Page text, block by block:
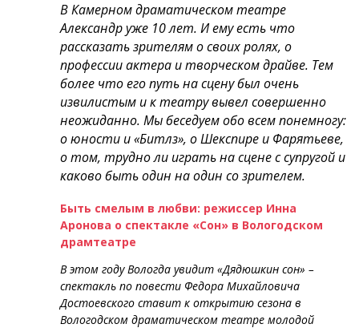
В Камерном драматическом театре
Александр уже 10 лет. И ему есть что
рассказать зрителям о своих ролях, о
профессии актера и творческом драйве. Тем
более что его путь на сцену был очень
извилистым и к театру вывел совершенно
неожиданно. Мы беседуем обо всем понемногу:
о юности и «Битлз», о Шекспире и Фарятьеве,
о том, трудно ли играть на сцене с супругой и
каково быть один на один со зрителем.
Быть смелым в любви: режиссер Инна
Аронова о спектакле «Сон» в Вологодском
драмтеатре
В этом году Вологда увидит «Дядюшкин сон» –
спектакль по повести Федора Михайловича
Достоевского ставит к открытию сезона в
Вологодском драматическом театре молодой